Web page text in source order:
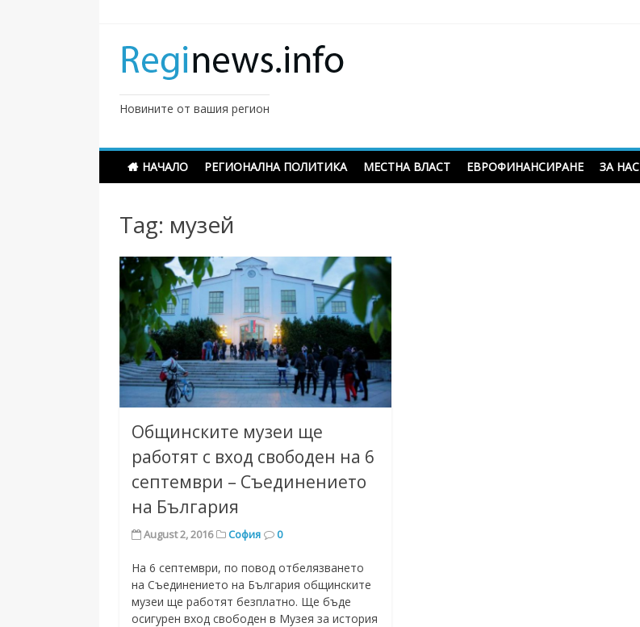
Новините от вашия регион
НАЧАЛО РЕГИОНАЛНА ПОЛИТИКА МЕСТНА ВЛАСТ ЕВРОФИНАНСИРАНЕ ЗА НАС
Tag: музей
Общинските музеи ще
работят с вход свободен на 6
септември – Съединението
на България
August 2, 2016 София 0
На 6 септември, по повод отбелязването
на Съединението на България общинските
музеи ще работят безплатно. Ще бъде
осигурен вход свободен в Музея за история